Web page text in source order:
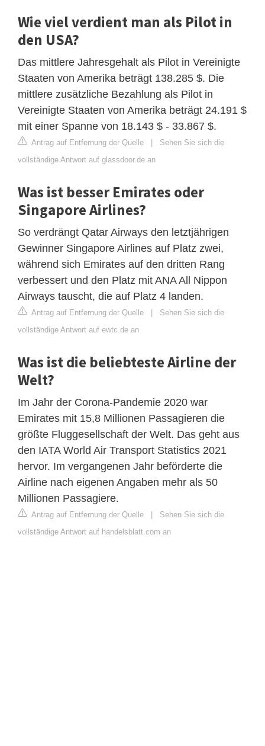
Wie viel verdient man als Pilot in
den USA?
Das mittlere Jahresgehalt als Pilot in Vereinigte
Staaten von Amerika beträgt 138.285 $. Die
mittlere zusätzliche Bezahlung als Pilot in
Vereinigte Staaten von Amerika beträgt 24.191 $
mit einer Spanne von 18.143 $ - 33.867 $.
Antrag auf Entfernung der Quelle | Sehen Sie sich die
vollständige Antwort auf glassdoor.de an
Was ist besser Emirates oder
Singapore Airlines?
So verdrängt Qatar Airways den letztjährigen
Gewinner Singapore Airlines auf Platz zwei,
während sich Emirates auf den dritten Rang
verbessert und den Platz mit ANA All Nippon
Airways tauscht, die auf Platz 4 landen.
Antrag auf Entfernung der Quelle | Sehen Sie sich die
vollständige Antwort auf ewtc.de an
Was ist die beliebteste Airline der
Welt?
Im Jahr der Corona-Pandemie 2020 war
Emirates mit 15,8 Millionen Passagieren die
größte Fluggesellschaft der Welt. Das geht aus
den IATA World Air Transport Statistics 2021
hervor. Im vergangenen Jahr beförderte die
Airline nach eigenen Angaben mehr als 50
Millionen Passagiere.
Antrag auf Entfernung der Quelle | Sehen Sie sich die
vollständige Antwort auf handelsblatt.com an